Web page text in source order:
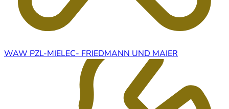
WAW PZL-MIELEC- FRIEDMANN UND MAIER